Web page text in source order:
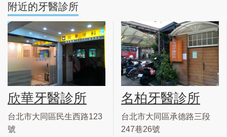
附近的牙醫診所
欣華牙醫診所
台北市大同區民生西路123
號
名柏牙醫診所
台北市大同區承德路三段
247巷26號